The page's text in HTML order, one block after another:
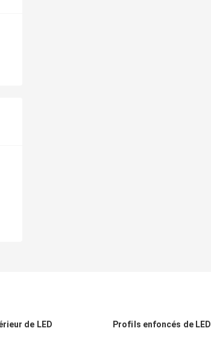
de LED Profils enfoncés de LED